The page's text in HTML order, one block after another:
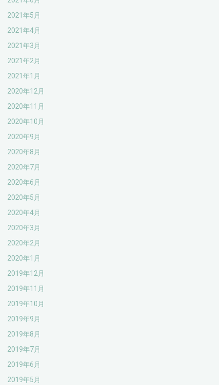
2021年5月
2021年4月
2021年3月
2021年2月
2021年1月
2020年12月
2020年11月
2020年10月
2020年9月
2020年8月
2020年7月
2020年6月
2020年5月
2020年4月
2020年3月
2020年2月
2020年1月
2019年12月
2019年11月
2019年10月
2019年9月
2019年8月
2019年7月
2019年6月
2019年5月